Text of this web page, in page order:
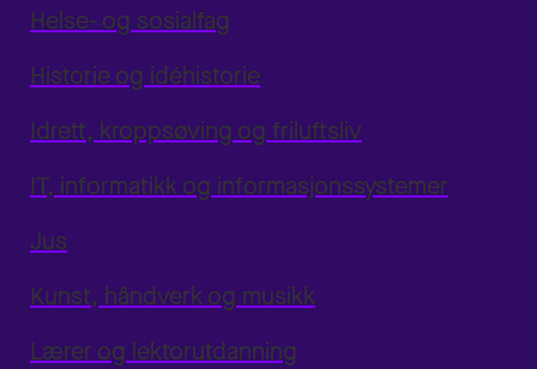
Helse- og sosialfag
Historie og idéhistorie
Idrett, kroppsøving og friluftsliv
IT, informatikk og informasjonssystemer
Jus
Kunst, håndverk og musikk
Lærer og lektorutdanning